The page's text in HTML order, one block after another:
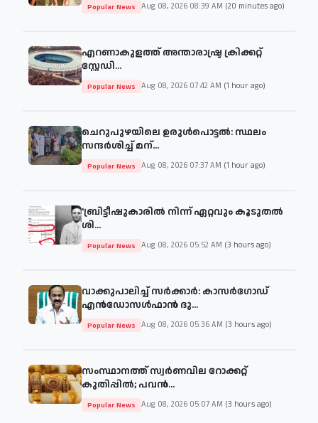
Popular News Aug 08, 2026 08:39 AM (20 minutes ago)
എറണാകുളത്ത് അന്താരാഷ്ട്ര ക്രിക്കറ്റ്
സ്റ്റേഡി...
Popular News Aug 08, 2026 07:42 AM (1 hour ago)
ചെറുപുഴയിലെ ഉരുൾപൊട്ടൽ: സ്ഥലം
സന്ദർശിച്ച് മന്...
Popular News Aug 08, 2026 07:37 AM (1 hour ago)
'ബ്രിട്ടീഷുകാരില്‍ നിന്ന് ഏറ്റവും കൂടുതല്‍
ശി...
Popular News Aug 08, 2026 05:52 AM (3 hours ago)
വാക്കുപാലിച്ച് സർക്കാർ: കാസർഗോഡ്
എൻഡോസൾഫാൻ ദു...
Popular News Aug 08, 2026 05:36 AM (3 hours ago)
സംസ്ഥാനത്ത് സ്വർണവില റോക്കറ്റ്
കുതിപ്പിൽ; പവൻ...
Popular News Aug 08, 2026 05:07 AM (3 hours ago)